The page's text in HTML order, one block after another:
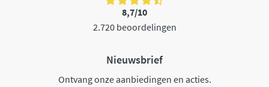
8,7/10
2.720 beoordelingen
Nieuwsbrief
Ontvang onze aanbiedingen en acties.